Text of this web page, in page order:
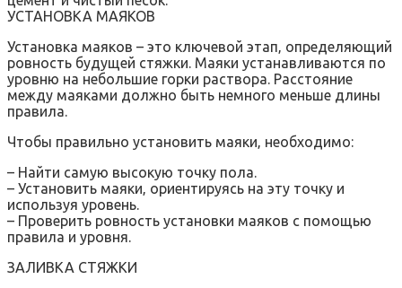
УСТАНОВКА МАЯКОВ
Установка маяков – это ключевой этап‚ определяющий
ровность будущей стяжки. Маяки устанавливаются по
уровню на небольшие горки раствора. Расстояние
между маяками должно быть немного меньше длины
правила.
Чтобы правильно установить маяки‚ необходимо:
– Найти самую высокую точку пола.
– Установить маяки‚ ориентируясь на эту точку и
используя уровень.
– Проверить ровность установки маяков с помощью
правила и уровня.
ЗАЛИВКА СТЯЖКИ